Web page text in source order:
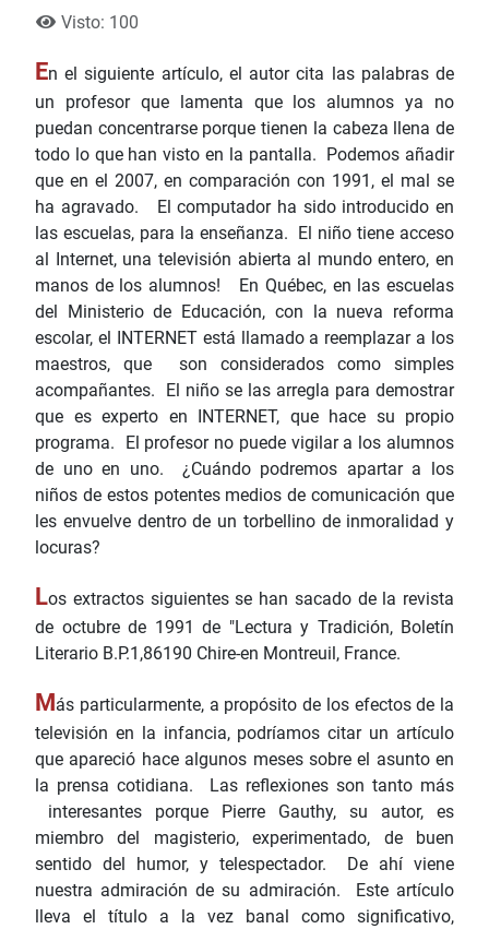
Visto: 100
En el siguiente artículo, el autor cita las palabras de
un profesor que lamenta que los alumnos ya no
puedan concentrarse porque tienen la cabeza llena de
todo lo que han visto en la pantalla. Podemos añadir
que en el 2007, en comparación con 1991, el mal se
ha agravado. El computador ha sido introducido en
las escuelas, para la enseñanza. El niño tiene acceso
al Internet, una televisión abierta al mundo entero, en
manos de los alumnos! En Québec, en las escuelas
del Ministerio de Educación, con la nueva reforma
escolar, el INTERNET está llamado a reemplazar a los
maestros, que son considerados como simples
acompañantes. El niño se las arregla para demostrar
que es experto en INTERNET, que hace su propio
programa. El profesor no puede vigilar a los alumnos
de uno en uno. ¿Cuándo podremos apartar a los
niños de estos potentes medios de comunicación que
les envuelve dentro de un torbellino de inmoralidad y
locuras?
Los extractos siguientes se han sacado de la revista
de octubre de 1991 de "Lectura y Tradición, Boletín
Literario B.P.1,86190 Chire-en Montreuil, France.
Más particularmente, a propósito de los efectos de la
televisión en la infancia, podríamos citar un artículo
que apareció hace algunos meses sobre el asunto en
la prensa cotidiana. Las reflexiones son tanto más
interesantes porque Pierre Gauthy, su autor, es
miembro del magisterio, experimentado, de buen
sentido del humor, y telespectador. De ahí viene
nuestra admiración de su admiración. Este artículo
lleva el título a la vez banal como significativo,